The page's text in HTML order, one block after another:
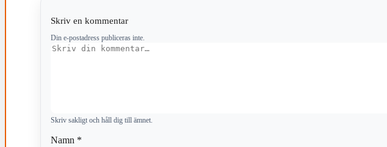
Skriv en kommentar
Din e-postadress publiceras inte.
Kommentar
Skriv sakligt och håll dig till ämnet.
Namn *